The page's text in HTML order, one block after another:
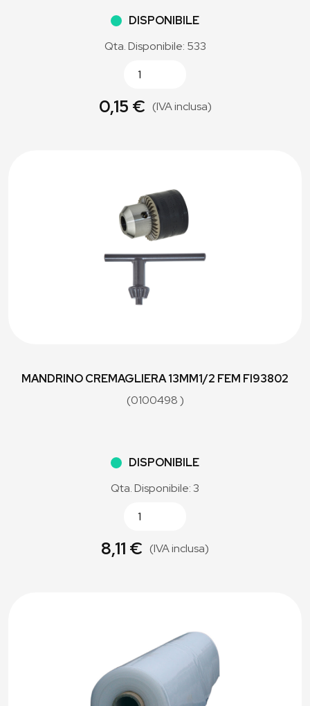
DISPONIBILE
Qta. Disponibile: 533
0,15 € (IVA inclusa)
MANDRINO CREMAGLIERA 13MM1/2 FEM FI93802
(0100498 )
DISPONIBILE
Qta. Disponibile: 3
8,11 € (IVA inclusa)